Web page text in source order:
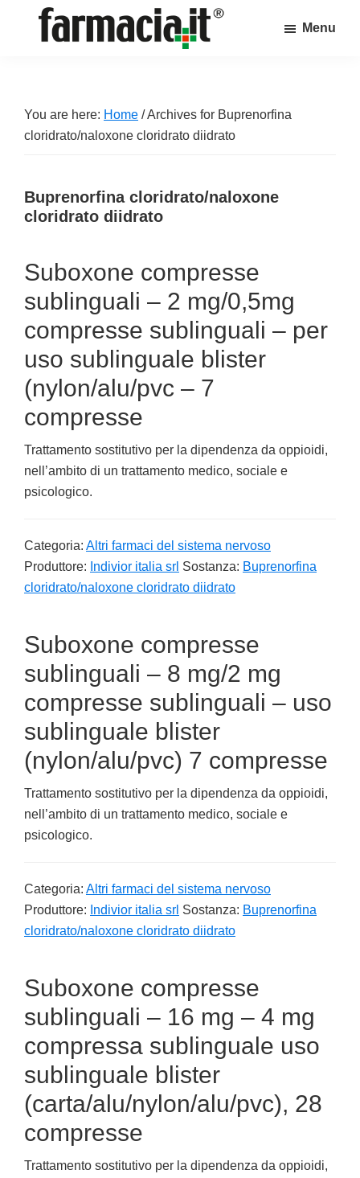
sul
mondo
online
Menu
You are here: Home /Archives for Buprenorfina
cloridrato/naloxone cloridrato diidrato
Buprenorfina cloridrato/naloxone
cloridrato diidrato
Suboxone compresse
sublinguali – 2 mg/0,5mg
compresse sublinguali – per
uso sublinguale blister
(nylon/alu/pvc – 7
compresse
Trattamento sostitutivo per la dipendenza da oppioidi,
nell’ambito di un trattamento medico, sociale e
psicologico.
Categoria: Altri farmaci del sistema nervoso
Produttore: Indivior italia srl Sostanza: Buprenorfina
cloridrato/naloxone cloridrato diidrato
Suboxone compresse
sublinguali – 8 mg/2 mg
compresse sublinguali – uso
sublinguale blister
(nylon/alu/pvc) 7 compresse
Trattamento sostitutivo per la dipendenza da oppioidi,
nell’ambito di un trattamento medico, sociale e
psicologico.
Categoria: Altri farmaci del sistema nervoso
Produttore: Indivior italia srl Sostanza: Buprenorfina
cloridrato/naloxone cloridrato diidrato
Suboxone compresse
sublinguali – 16 mg – 4 mg
compressa sublinguale uso
sublinguale blister
(carta/alu/nylon/alu/pvc), 28
compresse
Trattamento sostitutivo per la dipendenza da oppioidi,